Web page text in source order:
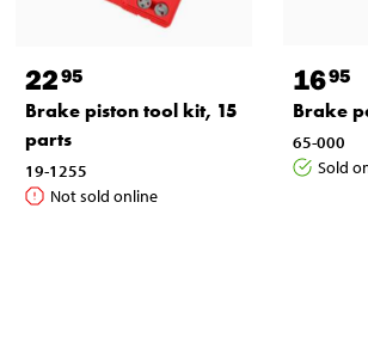
2295
Brake piston tool kit, 15
parts
19-1255
Not sold online
1695
Brake
65-000
Sold